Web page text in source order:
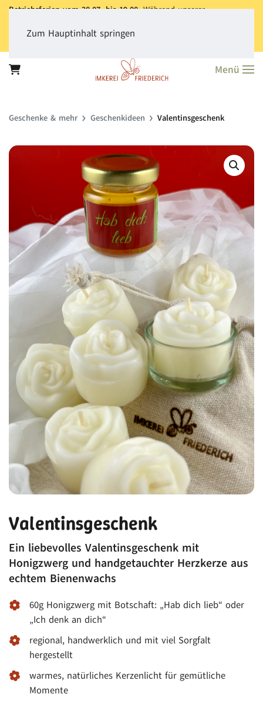
Betriebsferien vom 28.07. bis 19.08.Während unserer
dass derVersand aller Bestellungen erst ab dem 20.08.
Vielen Dank für Ihr Verständnis!
Zum Hauptinhalt springen
Menü
Geschenke & mehr Geschenkideen Valentinsgeschenk
Valentinsgeschenk
Ein liebevolles Valentinsgeschenk mit
Honigzwerg und handgetauchter Herzkerze aus
echtem Bienenwachs
60g Honigzwerg mit Botschaft: „Hab dich lieb“ oder
„Ich denk an dich“
regional, handwerklich und mit viel Sorgfalt
hergestellt
warmes, natürliches Kerzenlicht für gemütliche
Momente